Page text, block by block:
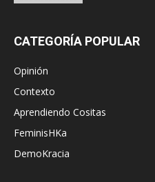
CATEGORÍA POPULAR
Opinión
Contexto
Aprendiendo Cositas
FeminisHKa
DemoKracia